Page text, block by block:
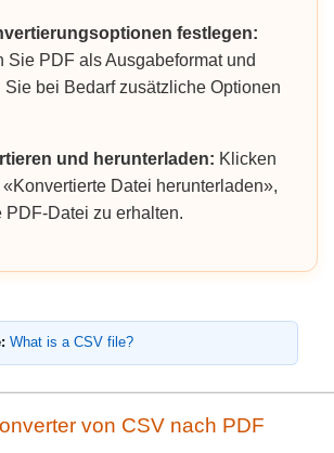
festlegen:
Sie PDF als Ausgabeformat und
Sie bei Bedarf zusätzliche Optionen
und herunterladen: Klicken
«Konvertierte Datei herunterladen»,
PDF-Datei zu erhalten.
What is a CSV file?
von CSV nach PDF